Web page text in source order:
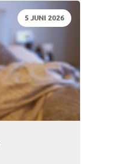
DATUM:
5 JUNI 2026